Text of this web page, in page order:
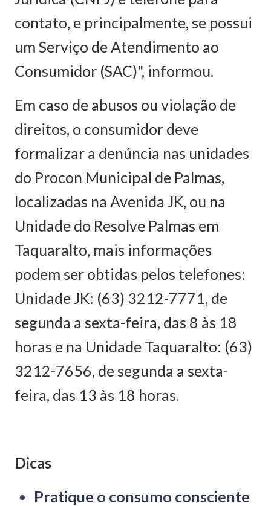
contato, e principalmente, se possui
um Serviço de Atendimento ao
Consumidor (SAC)", informou.
Em caso de abusos ou violação de
direitos, o consumidor deve
formalizar a denúncia nas unidades
do Procon Municipal de Palmas,
localizadas na Avenida JK, ou na
Unidade do Resolve Palmas em
Taquaralto, mais informações
podem ser obtidas pelos telefones:
Unidade JK: (63) 3212-7771, de
segunda a sexta-feira, das 8 às 18
horas e na Unidade Taquaralto: (63)
3212-7656, de segunda a sexta-
feira, das 13 às 18 horas.
Dicas
Pratique o consumo consciente